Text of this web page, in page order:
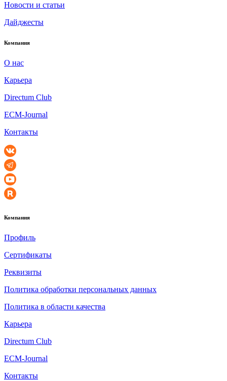
Новости и статьи
Дайджесты
Компания
О нас
Карьера
Directum Club
ECM-Journal
Контакты
Компания
Профиль
Сертификаты
Реквизиты
Политика обработки персональных данных
Политика в области качества
Карьера
Directum Club
ECM-Journal
Контакты